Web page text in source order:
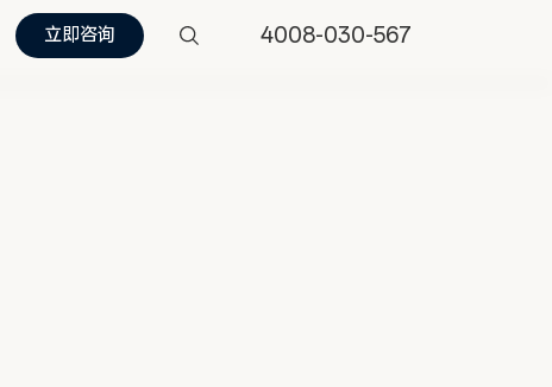
立即咨询 4008-030-567